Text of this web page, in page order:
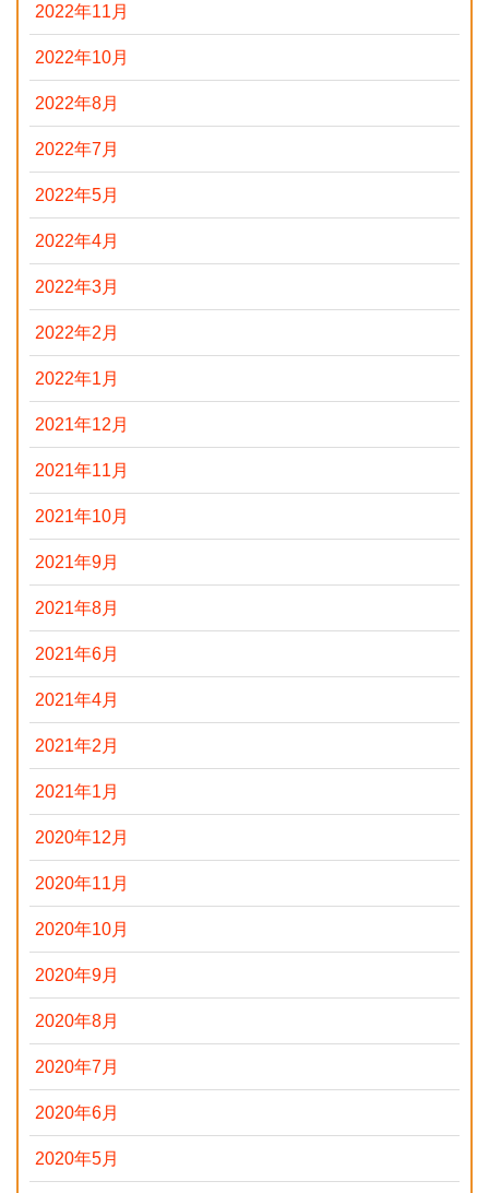
2022年11月
2022年10月
2022年8月
2022年7月
2022年5月
2022年4月
2022年3月
2022年2月
2022年1月
2021年12月
2021年11月
2021年10月
2021年9月
2021年8月
2021年6月
2021年4月
2021年2月
2021年1月
2020年12月
2020年11月
2020年10月
2020年9月
2020年8月
2020年7月
2020年6月
2020年5月